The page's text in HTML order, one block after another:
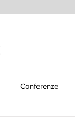
Conferenze